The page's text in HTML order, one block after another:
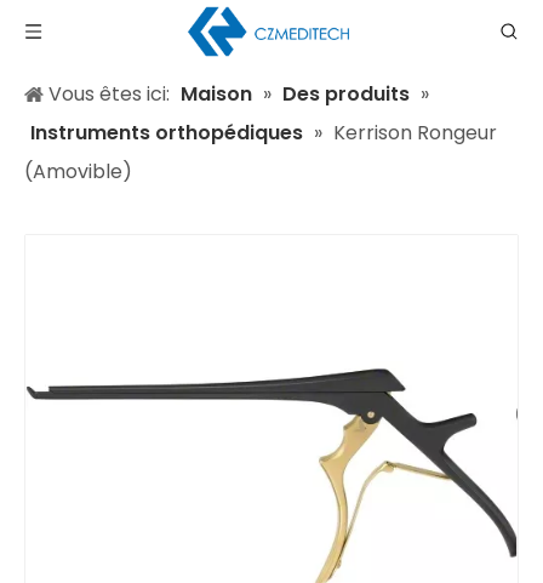
Vous êtes ici: Maison » Des produits »
Instruments orthopédiques » Kerrison Rongeur
(Amovible)